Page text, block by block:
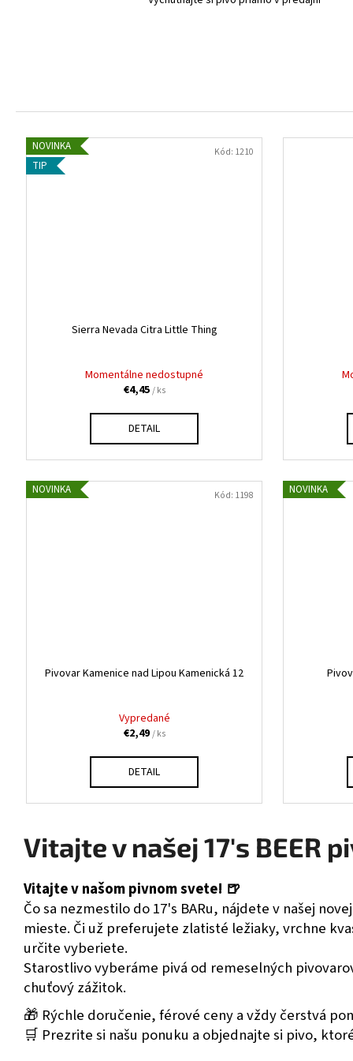
NOVINKA
TIP
Sierra Nevada Citra Little Thing
Momentálne nedostupné
€4,45/ ks
DETAIL
Kód: 1210
NOVINKA
Pivovar Kamenice nad Lipou Kamenická 12
Vypredané
€2,49/ ks
DETAIL
Kód: 1198 NOVINKA
Vitajte v našej 17's BEER
Vitajte v našom pivnom svete! 🍺
Čo sa nezmestilo do 17's BARu, nájdete v našej
mieste. Či už preferujete zlatisté ležiaky, vrchne
určite vyberiete.
Starostlivo vyberáme pivá od remeselných
chuťový zážitok.
🎁 Rýchle doručenie, férové ceny a vždy čerstvá
🛒 Prezrite si našu ponuku a objednajte si pivo,